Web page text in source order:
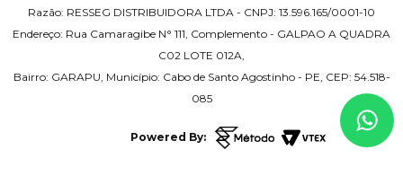
Razão: RESSEG DISTRIBUIDORA LTDA - CNPJ: 13.596.165/0001-10
Endereço: Rua Camaragibe N° 111, Complemento - GALPAO A QUADRA
C02 LOTE 012A,
Bairro: GARAPU, Município: Cabo de Santo Agostinho - PE, CEP: 54.518-
085
Powered By: